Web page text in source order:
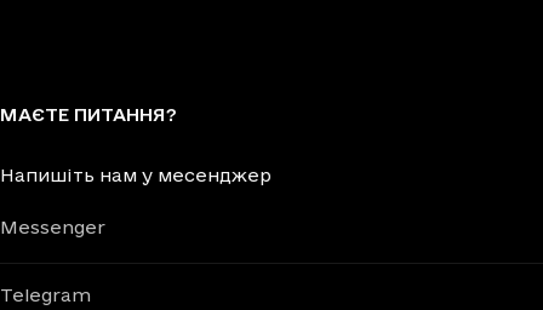
МАЄТЕ ПИТАННЯ?
Напишіть нам у месенджер
Messenger
Telegram